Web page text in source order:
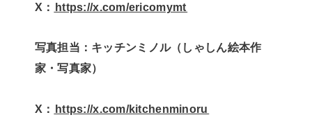
X： ⁠⁠⁠⁠⁠⁠https://x.com/ericomymt⁠⁠⁠⁠⁠⁠
写真担当：キッチンミノル（しゃしん絵本作
家・写真家）
X： ⁠⁠⁠⁠⁠⁠https://x.com/kitchenminoru⁠⁠⁠⁠⁠⁠